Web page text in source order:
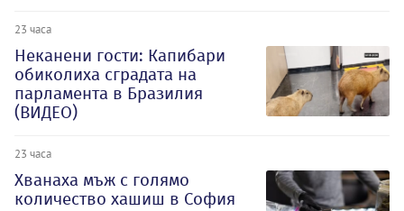
23 часа
Неканени гости: Капибари
обиколиха сградата на
парламента в Бразилия
(ВИДЕО)
23 часа
Хванаха мъж с голямо
количество хашиш в София